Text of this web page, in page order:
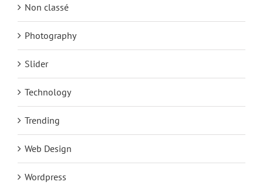
Non classé
Photography
Slider
Technology
Trending
Web Design
Wordpress